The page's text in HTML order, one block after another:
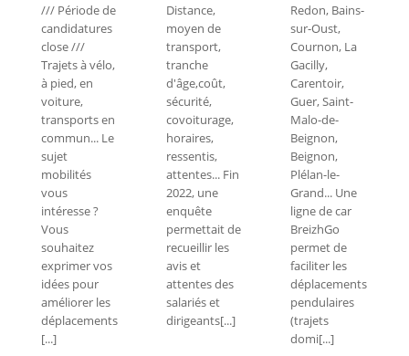
/// Période de
candidatures
close ///
Trajets à vélo,
à pied, en
voiture,
transports en
commun... Le
sujet
mobilités
vous
intéresse ?
Vous
souhaitez
exprimer vos
idées pour
améliorer les
déplacements
[...]
Distance,
moyen de
transport,
tranche
d'âge,coût,
sécurité,
covoiturage,
horaires,
ressentis,
attentes... Fin
2022, une
enquête
permettait de
recueillir les
avis et
attentes des
salariés et
dirigeants[...]
Redon, Bains-
sur-Oust,
Cournon, La
Gacilly,
Carentoir,
Guer, Saint-
Malo-de-
Beignon,
Beignon,
Plélan-le-
Grand... Une
ligne de car
BreizhGo
permet de
faciliter les
déplacements
pendulaires
(trajets
domi[...]